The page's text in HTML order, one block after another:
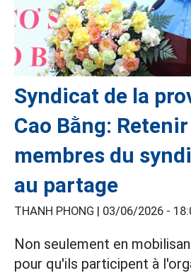
Syndicat de la
Cao Bằng:
membres du
au partage
THANH PHONG | 03/06/2026 -
Non seulement en
pour qu'ils participent à